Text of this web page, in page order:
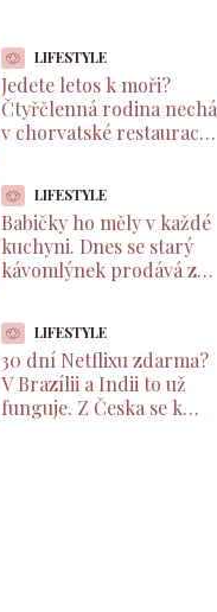
LIFESTYLE
Jedete letos k moři?
Čtyřčlenná rodina nechá
v chorvatské restauraci
večeři
LIFESTYLE
Babičky ho měly v každé
kuchyni. Dnes se starý
kávomlýnek prodává za
jednou podmínkou
LIFESTYLE
30 dní Netflixu zdarma?
V Brazílii a Indii to už
funguje. Z Česka se k